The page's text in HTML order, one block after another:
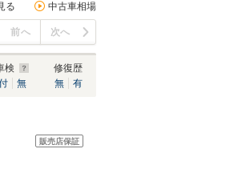
る 中古車相場
前へ 次へ
検
無
修復歴
無
有
販売店保証